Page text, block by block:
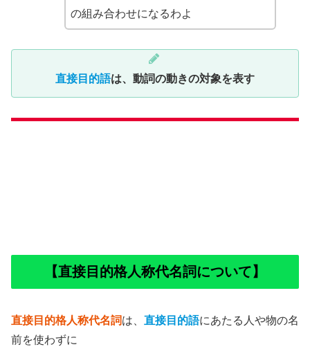
の組み合わせになるわよ
直接目的語は、動詞の動きの対象を表す
【直接目的格人称代名詞について】
直接目的格人称代名詞は、 直接目的語にあたる人や物の名
前を使わずに